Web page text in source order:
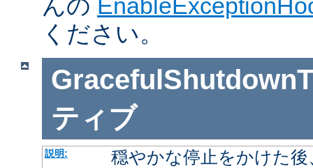
んの
ください。
ティブ
説明: 穏やかな停止をかけた